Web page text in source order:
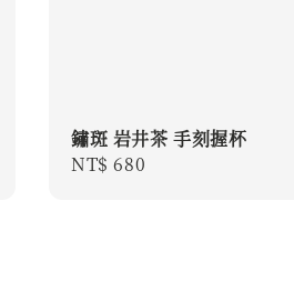
鏽斑 岩井茶 手刻握杯
Regular
NT$ 680